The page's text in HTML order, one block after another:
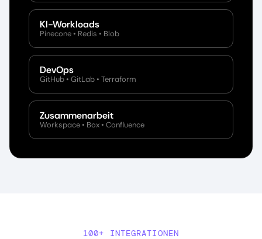
KI-Workloads
Pinecone • Redis • Blob
DevOps
GitHub • GitLab • Terraform
Zusammenarbeit
Workspace • Box • Confluence
100+ INTEGRATIONEN